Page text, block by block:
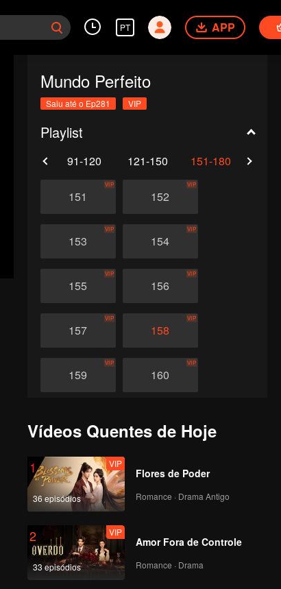
PT APP
Mundo Perfeito
Saiu até o Ep281 VIP
Playlist
91-120 121-150 151-180
151
VIP
152
VIP
153
VIP
154
VIP
155
VIP
156
VIP
157
VIP
158
VIP
159
VIP
160
VIP
163
165
VIP VIP
167
VIP VIP
Vídeos Quentes de Hoje
1
36 episódios
VIP
Flores de Poder
Romance · Drama Antigo
2
33 episódios
VIP
Amor Fora de Controle
Romance · Drama